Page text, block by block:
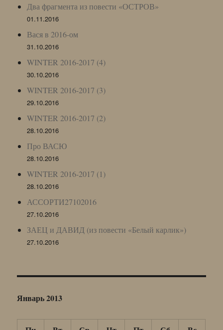
Два фрагмента из повести «ОСТРОВ»
01.11.2016
Вася в 2016-ом
31.10.2016
WINTER 2016-2017 (4)
30.10.2016
WINTER 2016-2017 (3)
29.10.2016
WINTER 2016-2017 (2)
28.10.2016
Про ВАСЮ
28.10.2016
WINTER 2016-2017 (1)
28.10.2016
АССОРТИ27102016
27.10.2016
ЗАЕЦ и ДАВИД (из повести «Белый карлик»)
27.10.2016
Январь 2013